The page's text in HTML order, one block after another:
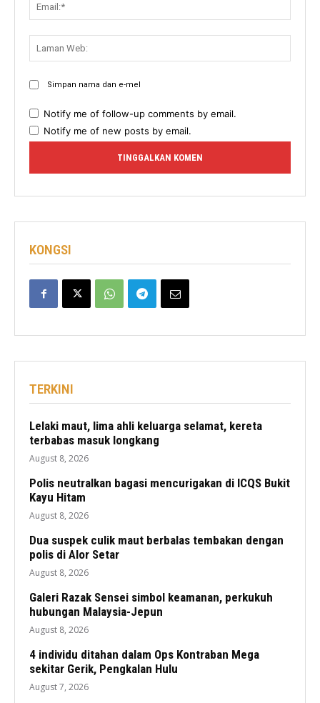
Simpan nama dan e-mel
Notify me of follow-up comments by email.
Notify me of new posts by email.
KONGSI
TERKINI
Lelaki maut, lima ahli keluarga selamat, kereta
terbabas masuk longkang
August 8, 2026
Polis neutralkan bagasi mencurigakan di ICQS Bukit
Kayu Hitam
August 8, 2026
Dua suspek culik maut berbalas tembakan dengan
polis di Alor Setar
August 8, 2026
Galeri Razak Sensei simbol keamanan, perkukuh
hubungan Malaysia-Jepun
August 8, 2026
4 individu ditahan dalam Ops Kontraban Mega
sekitar Gerik, Pengkalan Hulu
August 7, 2026